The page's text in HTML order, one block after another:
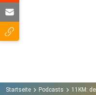
Startseite Podcasts 11KM: